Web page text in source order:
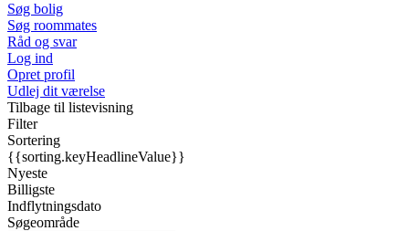
Søg bolig
Søg roommates
Råd og svar
Log ind
Opret profil
Udlej dit værelse
Tilbage til listevisning
Filter
Sortering
{{sorting.keyHeadlineValue}}
Nyeste
Billigste
Indflytningsdato
Søgeområde